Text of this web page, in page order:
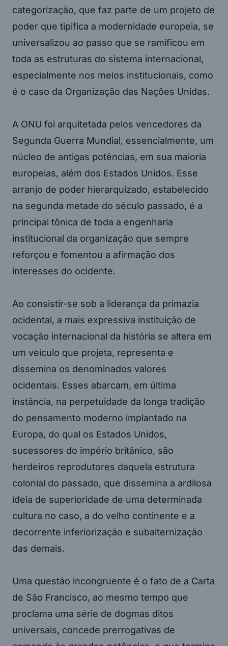
categorização, que faz parte de um projeto de
poder que tipifica a modernidade europeia, se
universalizou ao passo que se ramificou em
toda as estruturas do sistema internacional,
especialmente nos meios institucionais, como
é o caso da Organização das Nações Unidas.
A ONU foi arquitetada pelos vencedores da
Segunda Guerra Mundial, essencialmente, um
núcleo de antigas potências, em sua maioria
europeias, além dos Estados Unidos. Esse
arranjo de poder hierarquizado, estabelecido
na segunda metade do século passado, é a
principal tônica de toda a engenharia
institucional da organização que sempre
reforçou e fomentou a afirmação dos
interesses do ocidente.
Ao consistir-se sob a liderança da primazia
ocidental, a mais expressiva instituição de
vocação internacional da história se altera em
um veículo que projeta, representa e
dissemina os denominados valores
ocidentais. Esses abarcam, em última
instância, na perpetuidade da longa tradição
do pensamento moderno implantado na
Europa, do qual os Estados Unidos,
sucessores do império britânico, são
herdeiros reprodutores daquela estrutura
colonial do passado, que dissemina a ardilosa
ideia de superioridade de uma determinada
cultura no caso, a do velho continente e a
decorrente inferiorização e subalternização
das demais.
Uma questão incongruente é o fato de a Carta
de São Francisco, ao mesmo tempo que
proclama uma série de dogmas ditos
universais, concede prerrogativas de